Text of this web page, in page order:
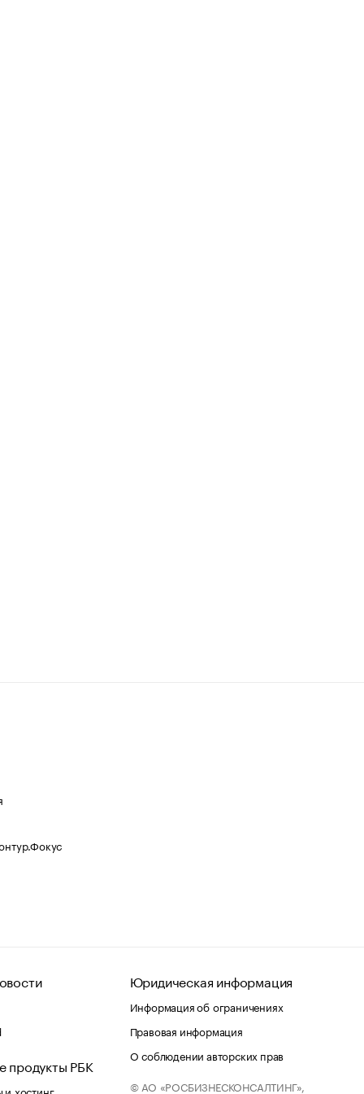
продукты РБК
хостинг
Юридическая информация
Информация об ограничениях
Правовая информация
О соблюдении авторских прав
© АО «РОСБИЗНЕСКОНСАЛТИНГ»,